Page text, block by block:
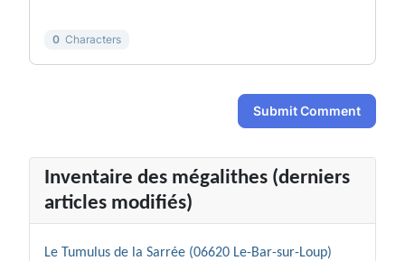
0 Characters
Submit Comment
Inventaire des mégalithes (derniers
articles modifiés)
Le Tumulus de la Sarrée (06620 Le-Bar-sur-Loup)